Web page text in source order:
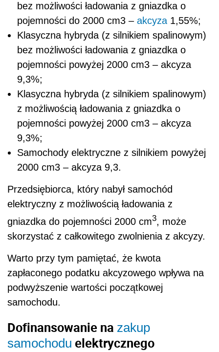
bez możliwości ładowania z gniazdka o
pojemności do 2000 cm3 – akcyza 1,55%;
Klasyczna hybryda (z silnikiem spalinowym)
bez możliwości ładowania z gniazdka o
pojemności powyżej 2000 cm3 – akcyza
9,3%;
Klasyczna hybryda (z silnikiem spalinowym)
z możliwością ładowania z gniazdka o
pojemności powyżej 2000 cm3 – akcyza
9,3%;
Samochody elektryczne z silnikiem powyżej
2000 cm3 – akcyza 9,3.
Przedsiębiorca, który nabył samochód
elektryczny z możliwością ładowania z
gniazdka do pojemności 2000 cm3, może
skorzystać z całkowitego zwolnienia z akcyzy.
Warto przy tym pamiętać, że kwota
zapłaconego podatku akcyzowego wpływa na
podwyższenie wartości początkowej
samochodu.
Dofinansowanie na zakup
samochodu elektrycznego